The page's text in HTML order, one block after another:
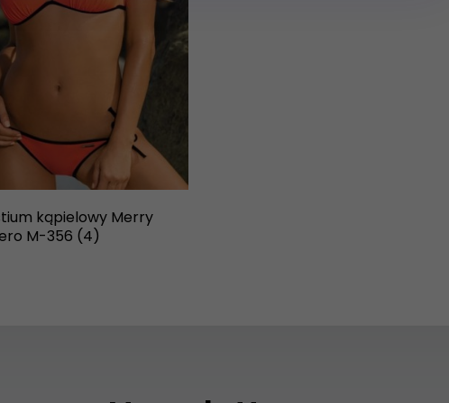
kąpielowy Merry
M-356 (4)